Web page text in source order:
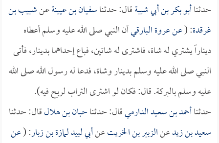
حدثناأبو بكر بن أبي شيبةقال: حدثناسفيان بن عيينةعنشبيب بن
غرقدة: (عنعروة البارقيأن النبي صلى الله عليه وسلم أعطاه
ديناراً يشتري له شاة، فاشترى له شاتين، فباع إحداهما بدينار، فأتى
النبي صلى الله عليه وسلم بدينار وشاة، فدعا له رسول الله صلى الله
عليه وسلم بالبركة. قال: فكان لو اشترى التراب لربح فيه).
حدثناأحمد بن سعيد الدارميقال: حدثناحبان بن هلالقال: حدثنا
سعيد بن زيدعنالزبير بن الخريتعنأبي لبيد لمازة بن زبار: (عن